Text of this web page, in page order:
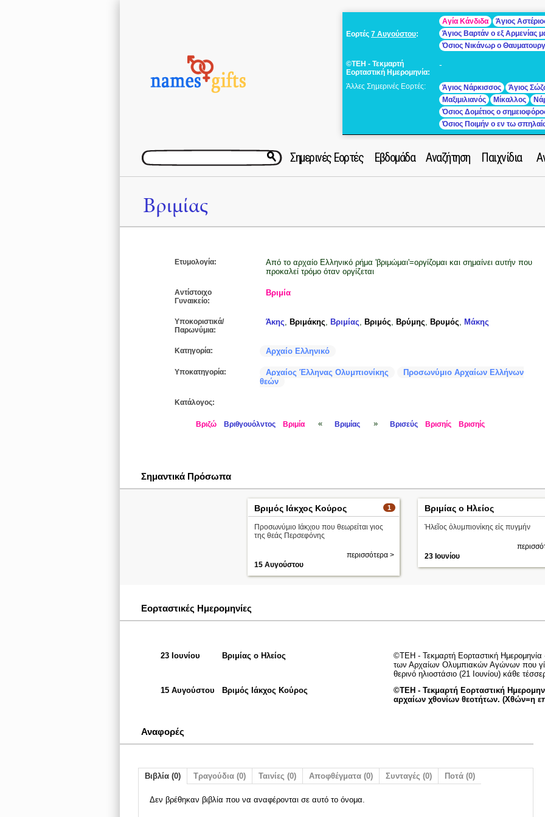
Εορτές 7 Αυγούστου:
Αγία Κάνδιδα
Άγιος
Άγιος Βαρτάν ο εξ Αρμενίας
Όσιος Νικάνωρ ο
©ΤΕΗ - Τεκμαρτή
Εορταστική Ημερομηνία:
-
Άλλες Σημερινές Εορτές: Άγιος Νάρκισσος
Άγιος
Μαξιμιλιανός
Μίκαλλος
Όσιος Δομέτιος ο
Όσιος Ποιμήν ο εν τω
Σημερινές Εορτές Εβδομάδα Αναζήτηση Παιχνίδια
Βριμίας
Ετυμολογία:
Από το αρχαίο Ελληνικό ρήμα 'βριμώμαι'=οργίζομαι και σημαίνει αυτήν που
προκαλεί τρόμο όταν οργίζεται
Αντίστοιχο
Γυναικείο:
Βριμία
Υποκοριστικά/
Παρωνύμια:
Άκης, Βριμάκης, Βριμίας, Βριμός, Βρύμης, Βρυμός, Μάκης
Κατηγορία: Αρχαίο Ελληνικό
Υποκατηγορία: Αρχαίος Έλληνας Ολυμπιονίκης
Προσωνύμιο Αρχαίων Ελλήνων
θεών
Κατάλογος:
Βριζώ Βριθγουόλντος Βριμία « Βριμίας » Βρισεύς Βρισηίς Βρισηίς
Σημαντικά Πρόσωπα
1
Βριμός Ιάκχος Κούρος
Προσωνύμιο Ιάκχου που θεωρείται γιος
της θεάς Περσεφόνης
περισσότερα >
15 Αυγούστου
Βριμίας ο Ηλείος
Ἠλεῖος ὀλυμπιονίκης εἰς πυγμήν
23 Ιουνίου
Εορταστικές Ημερομηνίες
23 Ιουνίου Βριμίας ο Ηλείος
©TEH - Τεκμαρτή Εορταστική
των Αρχαίων Ολυμπιακών Αγώνων που
θερινό ηλιοστάσιο (21 Ιουνίου) κάθε
15 Αυγούστου
Βριμός Ιάκχος Κούρος
©ΤΕΗ - Τεκμαρτή Εορταστική
αρχαίων χθονίων θεοτήτων. (Χθών=η
Αναφορές
Βιβλία (0) Τραγούδια (0) Ταινίες (0) Αποφθέγματα (0) Συνταγές (0) Ποτά (0)
Δεν βρέθηκαν βιβλία που να αναφέρονται σε αυτό το όνομα.